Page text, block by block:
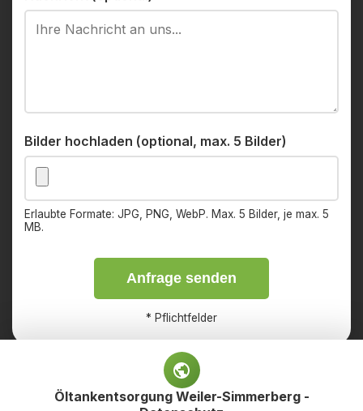
Bilder hochladen (optional, max. 5 Bilder)
Erlaubte Formate: JPG, PNG, WebP. Max. 5 Bilder, je max. 5
MB.
Anfrage senden
* Pflichtfelder
Öltankentsorgung Weiler-Simmerberg -